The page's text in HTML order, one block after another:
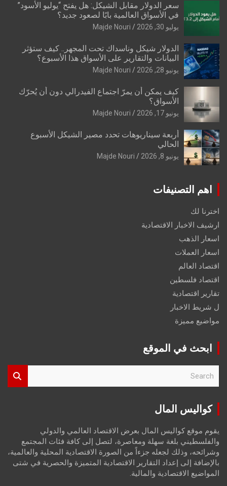
سعر الدولار مقابل الشيكل: هل يفتح “يوليو الأسود”
في الأسواق العالمية بابًا لصعود جديد؟
يوليو 30, 2026 Majde Nouri
الدولار شيكل وناسداك تحت المجهر.. كيف ستؤثر
البيانات والتقارير على الأسواق هذا الأسبوع؟
يونيو 28, 2026 Majde Nouri
كيف يمكن أن يمرّ اجتماع الفيدرالي دون أن يُحرّك
الأسواق؟
يونيو 17, 2026 Majde Nouri
أربعة سيناريوهات تحدد مصير الشيكل الأسبوع
الحالي
يونيو 8, 2026 Majde Nouri
اهم التصنيفات
اخترنا لك
ارشيف الاخبار الاقتصادية
اسعار الذهب
اسعار العملات
اقتصاد العالم
اقتصاد فلسطين
تقارير اقتصادية
ل شريط الاخبار
مواضيع مميزة
ابحث في الموقع
r
كواليس المال
يقوم موقع كواليس المال بعرض الاقتصاد العالمي والدولي
والفلسطيني بلغة سهلة ومعاصرة، لتصل إلى كافة فئات المجتمع
وشرائحه، وذلك لجعله جزءاً من الصورة الاقتصادية المحلية والعالمية،
بالإضافة إلى إعداد التقارير الاقتصادية المتميزة والحصرية في شتى
المواضيع الاقتصادية والمالية.